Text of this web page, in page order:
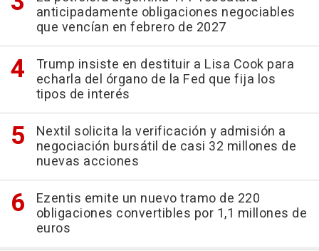
anticipadamente obligaciones negociables
que vencían en febrero de 2027
Trump insiste en destituir a Lisa Cook para
echarla del órgano de la Fed que fija los
tipos de interés
Nextil solicita la verificación y admisión a
negociación bursátil de casi 32 millones de
nuevas acciones
Ezentis emite un nuevo tramo de 220
obligaciones convertibles por 1,1 millones de
euros